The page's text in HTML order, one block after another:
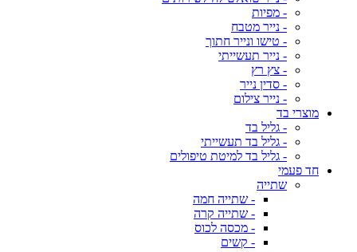
- מפיות
- נייר מטבח
- טישו ונייר חתוך
- נייר תעשייתי
- צץ רץ
- סדין נייר
- נייר צילום
מוצרי בד
- גליל בד
- גליל בד תעשייתי
- גליל בד למיטת טיפולים
חד פעמי
שתייה
- שתייה חמה
- שתייה קרה
- מכסה לכוס
- קשים